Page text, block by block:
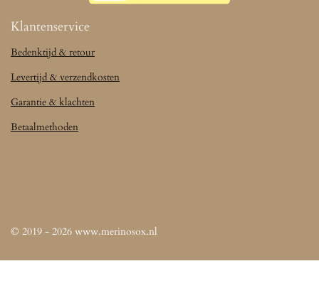
Klantenservice
Bedenktijd & retour
Levertijd & verzendkosten
Garantie & klachten
Betaalmethoden
© 2019 - 2026 www.merinosox.nl